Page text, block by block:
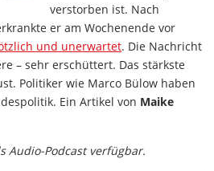
verstorben ist. Nach
er am Wochenende vor
und unerwartet. Die Nachricht
– sehr erschüttert. Das stärkste
Politiker wie Marco Bülow haben
Ein Artikel von Maike
Audio-Podcast verfügbar.